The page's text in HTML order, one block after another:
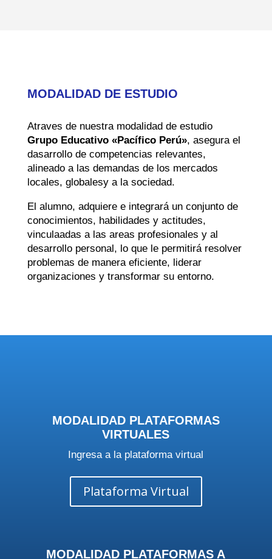
MODALIDAD DE ESTUDIO
Atraves de nuestra modalidad de estudio
Grupo Educativo «Pacífico Perú», asegura el
dasarrollo de competencias relevantes,
alineado a las demandas de los mercados
locales, globalesy a la sociedad.
El alumno, adquiere e integrará un conjunto de
conocimientos, habilidades y actitudes,
vinculaadas a las areas profesionales y al
desarrollo personal, lo que le permitirá resolver
problemas de manera eficiente, liderar
organizaciones y transformar su entorno.
MODALIDAD PLATAFORMAS
VIRTUALES
Ingresa a la plataforma virtual
Plataforma Virtual
MODALIDAD PLATAFORMAS A